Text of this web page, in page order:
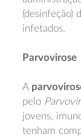
(desinfeção)
infetados.
Parvovirose
A
pelo
jovens,
tenham